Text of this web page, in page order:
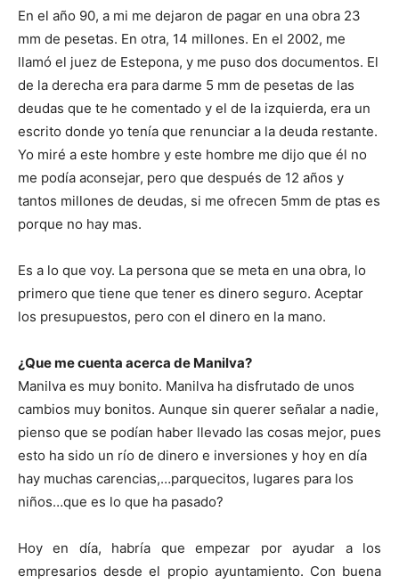
En el año 90, a mi me dejaron de pagar en una obra 23
mm de pesetas. En otra, 14 millones. En el 2002, me
llamó el juez de Estepona, y me puso dos documentos. El
de la derecha era para darme 5 mm de pesetas de las
deudas que te he comentado y el de la izquierda, era un
escrito donde yo tenía que renunciar a la deuda restante.
Yo miré a este hombre y este hombre me dijo que él no
me podía aconsejar, pero que después de 12 años y
tantos millones de deudas, si me ofrecen 5mm de ptas es
porque no hay mas.
Es a lo que voy. La persona que se meta en una obra, lo
primero que tiene que tener es dinero seguro. Aceptar
los presupuestos, pero con el dinero en la mano.
¿Que me cuenta acerca de Manilva?
Manilva es muy bonito. Manilva ha disfrutado de unos
cambios muy bonitos. Aunque sin querer señalar a nadie,
pienso que se podían haber llevado las cosas mejor, pues
esto ha sido un río de dinero e inversiones y hoy en día
hay muchas carencias,…parquecitos, lugares para los
niños…que es lo que ha pasado?
Hoy en día, habría que empezar por ayudar a los
empresarios desde el propio ayuntamiento. Con buena